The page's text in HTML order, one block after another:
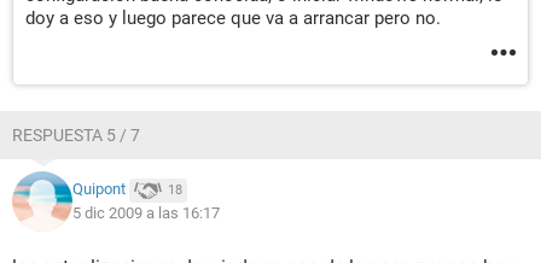
doy a eso y luego parece que va a arrancar pero no.
RESPUESTA 5 / 7
Quipont 18
5 dic 2009 a las 16:17